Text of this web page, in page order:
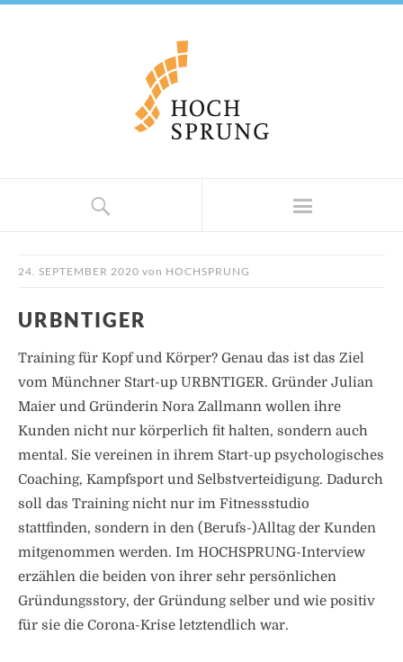
24. SEPTEMBER 2020 von HOCHSPRUNG
URBNTIGER
Training für Kopf und Körper? Genau das ist das Ziel
vom Münchner Start-up URBNTIGER. Gründer Julian
Maier und Gründerin Nora Zallmann wollen ihre
Kunden nicht nur körperlich fit halten, sondern auch
mental. Sie vereinen in ihrem Start-up psychologisches
Coaching, Kampfsport und Selbstverteidigung. Dadurch
soll das Training nicht nur im Fitnessstudio
stattfinden, sondern in den (Berufs-)Alltag der Kunden
mitgenommen werden. Im HOCHSPRUNG-Interview
erzählen die beiden von ihrer sehr persönlichen
Gründungsstory, der Gründung selber und wie positiv
für sie die Corona-Krise letztendlich war.